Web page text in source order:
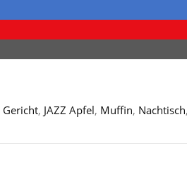
Gericht, JAZZ Apfel, Muffin, Nachtisch